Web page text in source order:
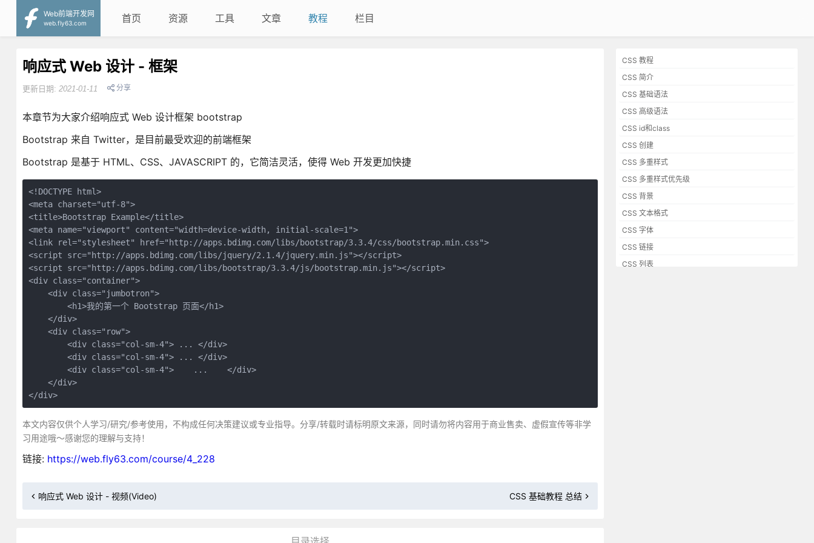
Web前端开发网
web.fly63.com
首页 资源 工具 文章 教程 栏目
CSS 教程
CSS 简介
CSS 基础语法
CSS 高级语法
CSS id和class
CSS 创建
CSS 多重样式
CSS 多重样式优先级
CSS 背景
CSS 文本格式
CSS 字体
CSS 链接
CSS 列表
响应式 Web 设计 - 框架
更新日期: 2021-01-11 分享
本章节为大家介绍响应式 Web 设计框架 bootstrap
Bootstrap 来自 Twitter，是目前最受欢迎的前端框架
Bootstrap 是基于 HTML、CSS、JAVASCRIPT 的，它简洁灵活，使得 Web 开发更加快捷
<!DOCTYPE html>
<meta charset="utf-8">
<title>Bootstrap Example</title>
<meta name="viewport" content="width=device-width, initial-scale=1">
<link rel="stylesheet" href="http://apps.bdimg.com/libs/bootstrap/3.3.4/css/bootstrap.min.css">
<script src="http://apps.bdimg.com/libs/jquery/2.1.4/jquery.min.js"></script>
<script src="http://apps.bdimg.com/libs/bootstrap/3.3.4/js/bootstrap.min.js"></script>
<div class="container">
    <div class="jumbotron">
        <h1>我的第一个 Bootstrap 页面</h1>
    </div>
    <div class="row">
        <div class="col-sm-4"> ... </div>
        <div class="col-sm-4"> ... </div>
        <div class="col-sm-4">    ...    </div>
    </div>
</div>
本文内容仅供个人学习/研究/参考使用，不构成任何决策建议或专业指导。分享/转载时请标明原文来源，同时请勿将内容用于商业售卖、虚假宣传等非学
习用途哦～感谢您的理解与支持！
链接: https://web.fly63.com/course/4_228
响应式 Web 设计 - 视频(Video) CSS 基础教程 总结